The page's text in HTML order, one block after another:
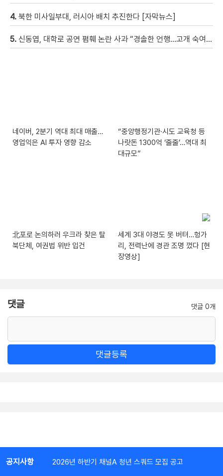
4. 북한 미사일부대, 러시아 배치 추진한다 [자막뉴스]
5. 신동엽, 대학로 공연 폄훼 논란 사과 “경솔한 언행…고개 숙여 사과”
네이버, 2분기 역대 최대 매출…
영업익은 AI 투자 영향 감소
“중앙행정기관·시도 교육청 등
나랏돈 1300억 ‘줄줄’…역대 최
대규모”
北포로 논의하러 우크라 찾은 탈
북단체, 여권법 위반 입건
세계 3대 야경도 못 버텨…헝가
리, 전력난에 경관 조명 껐다 [현
장영상]
댓글 댓글 0개
댓글등록
공지사항 2026년 하반기 채널A 청년 스쿼드 모집 공고